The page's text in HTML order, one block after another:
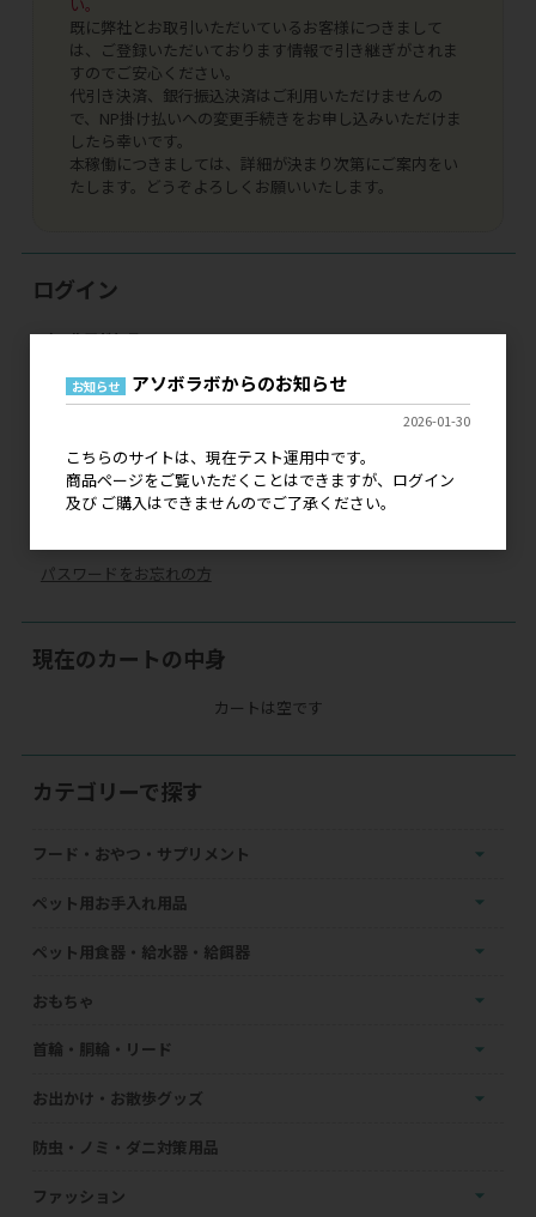
い。
既に弊社とお取引いただいているお客様につきまして
は、ご登録いただいております情報で引き継ぎがされま
すのでご安心ください。
代引き決済、銀行振込決済はご利用いただけませんの
で、NP掛け払いへの変更手続きをお申し込みいただけま
したら幸いです。
本稼働につきましては、詳細が決まり次第にご案内をい
たします。どうぞよろしくお願いいたします。
ログイン
メールアドレス
パスワードをお忘れの方
現在のカートの中身
カートは空です
カテゴリーで探す
フード・おやつ・サプリメント
ペット用お手入れ用品
ペット用食器・給水器・給餌器
おもちゃ
首輪・胴輪・リード
お出かけ・お散歩グッズ
防虫・ノミ・ダニ対策用品
ファッション
お知らせ アソボラボからのお知らせ
2026-01-30
こちらのサイトは、現在テスト運用中です。
商品ページをご覧いただくことはできますが、ログイン
及び ご購入はできませんのでご了承ください。